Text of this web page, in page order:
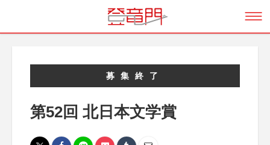
募集終了
第52回 北日本文学賞